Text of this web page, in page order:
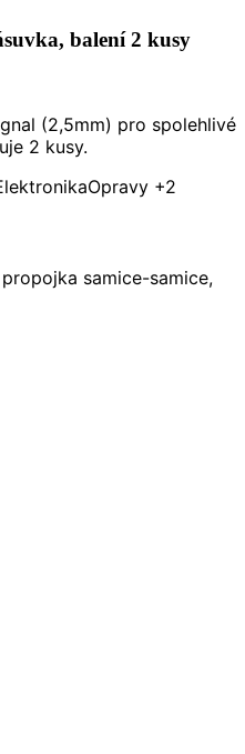
balení 2 kusy
(2,5mm) pro spolehlivé
2 kusy.
Opravy +2
propojka samice-samice,